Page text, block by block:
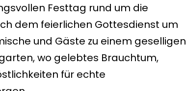
Festtag rund um die
dem feierlichen Gottesdienst um
und Gäste zu einem geselligen
wo gelebtes Brauchtum,
für echte